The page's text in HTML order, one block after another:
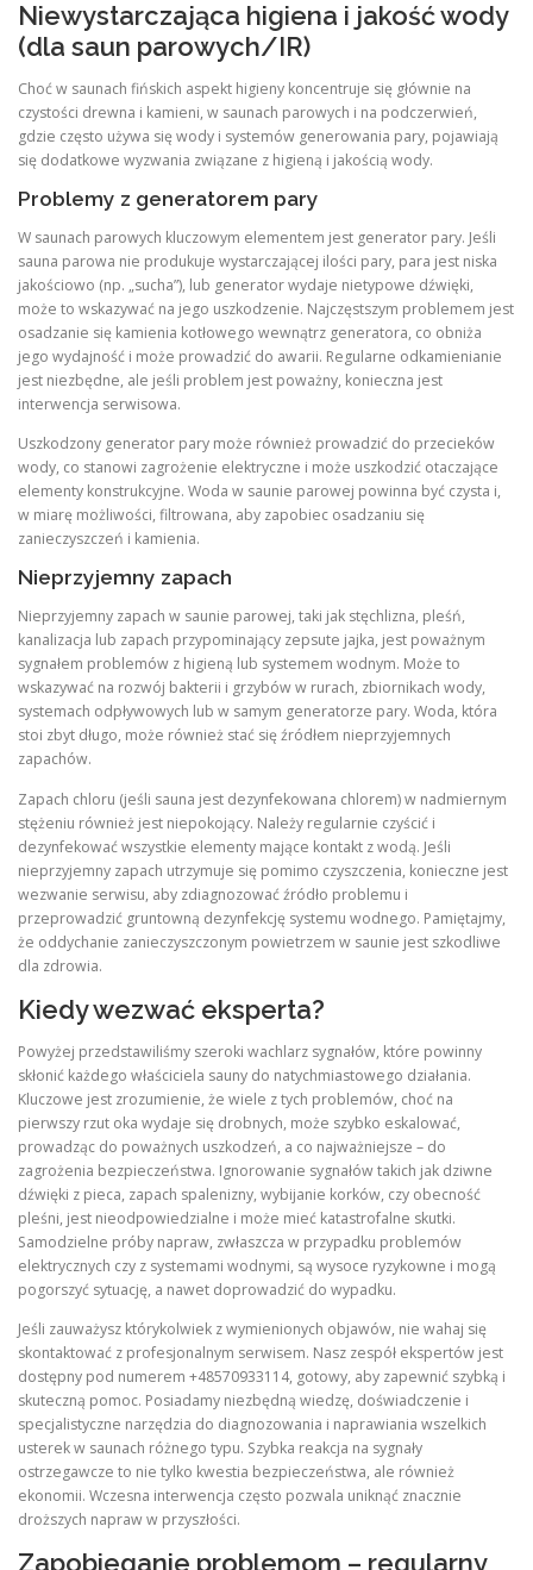
Niewystarczająca higiena i jakość wody
(dla saun parowych/IR)
Choć w saunach fińskich aspekt higieny koncentruje się głównie na
czystości drewna i kamieni, w saunach parowych i na podczerwień,
gdzie często używa się wody i systemów generowania pary, pojawiają
się dodatkowe wyzwania związane z higieną i jakością wody.
Problemy z generatorem pary
W saunach parowych kluczowym elementem jest generator pary. Jeśli
sauna parowa nie produkuje wystarczającej ilości pary, para jest niska
jakościowo (np. „sucha”), lub generator wydaje nietypowe dźwięki,
może to wskazywać na jego uszkodzenie. Najczęstszym problemem jest
osadzanie się kamienia kotłowego wewnątrz generatora, co obniża
jego wydajność i może prowadzić do awarii. Regularne odkamienianie
jest niezbędne, ale jeśli problem jest poważny, konieczna jest
interwencja serwisowa.
Uszkodzony generator pary może również prowadzić do przecieków
wody, co stanowi zagrożenie elektryczne i może uszkodzić otaczające
elementy konstrukcyjne. Woda w saunie parowej powinna być czysta i,
w miarę możliwości, filtrowana, aby zapobiec osadzaniu się
zanieczyszczeń i kamienia.
Nieprzyjemny zapach
Nieprzyjemny zapach w saunie parowej, taki jak stęchlizna, pleśń,
kanalizacja lub zapach przypominający zepsute jajka, jest poważnym
sygnałem problemów z higieną lub systemem wodnym. Może to
wskazywać na rozwój bakterii i grzybów w rurach, zbiornikach wody,
systemach odpływowych lub w samym generatorze pary. Woda, która
stoi zbyt długo, może również stać się źródłem nieprzyjemnych
zapachów.
Zapach chloru (jeśli sauna jest dezynfekowana chlorem) w nadmiernym
stężeniu również jest niepokojący. Należy regularnie czyścić i
dezynfekować wszystkie elementy mające kontakt z wodą. Jeśli
nieprzyjemny zapach utrzymuje się pomimo czyszczenia, konieczne jest
wezwanie serwisu, aby zdiagnozować źródło problemu i
przeprowadzić gruntowną dezynfekcję systemu wodnego. Pamiętajmy,
że oddychanie zanieczyszczonym powietrzem w saunie jest szkodliwe
dla zdrowia.
Kiedy wezwać eksperta?
Powyżej przedstawiliśmy szeroki wachlarz sygnałów, które powinny
skłonić każdego właściciela sauny do natychmiastowego działania.
Kluczowe jest zrozumienie, że wiele z tych problemów, choć na
pierwszy rzut oka wydaje się drobnych, może szybko eskalować,
prowadząc do poważnych uszkodzeń, a co najważniejsze – do
zagrożenia bezpieczeństwa. Ignorowanie sygnałów takich jak dziwne
dźwięki z pieca, zapach spalenizny, wybijanie korków, czy obecność
pleśni, jest nieodpowiedzialne i może mieć katastrofalne skutki.
Samodzielne próby napraw, zwłaszcza w przypadku problemów
elektrycznych czy z systemami wodnymi, są wysoce ryzykowne i mogą
pogorszyć sytuację, a nawet doprowadzić do wypadku.
Jeśli zauważysz którykolwiek z wymienionych objawów, nie wahaj się
skontaktować z profesjonalnym serwisem. Nasz zespół ekspertów jest
dostępny pod numerem +48570933114, gotowy, aby zapewnić szybką i
skuteczną pomoc. Posiadamy niezbędną wiedzę, doświadczenie i
specjalistyczne narzędzia do diagnozowania i naprawiania wszelkich
usterek w saunach różnego typu. Szybka reakcja na sygnały
ostrzegawcze to nie tylko kwestia bezpieczeństwa, ale również
ekonomii. Wczesna interwencja często pozwala uniknąć znacznie
droższych napraw w przyszłości.
Zapobieganie problemom – regularny